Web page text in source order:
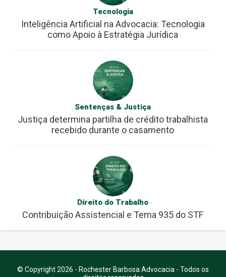
Tecnologia
Inteligência Artificial na Advocacia: Tecnologia
como Apoio à Estratégia Jurídica
Sentenças & Justiça
Justiça determina partilha de crédito trabalhista
recebido durante o casamento
Direito do Trabalho
Contribuição Assistencial e Tema 935 do STF
© Copyright 2026 - Rochester Barbosa Advocacia - Todos os